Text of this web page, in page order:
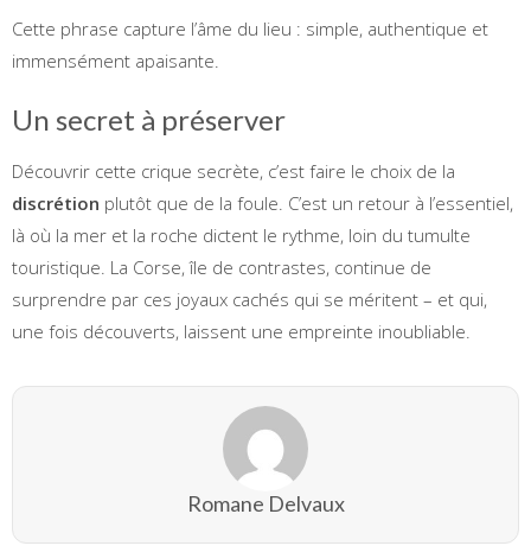
Cette phrase capture l’âme du lieu : simple, authentique et
immensément apaisante.
Un secret à préserver
Découvrir cette crique secrète, c’est faire le choix de la
discrétion plutôt que de la foule. C’est un retour à l’essentiel,
là où la mer et la roche dictent le rythme, loin du tumulte
touristique. La Corse, île de contrastes, continue de
surprendre par ces joyaux cachés qui se méritent – et qui,
une fois découverts, laissent une empreinte inoubliable.
Romane Delvaux